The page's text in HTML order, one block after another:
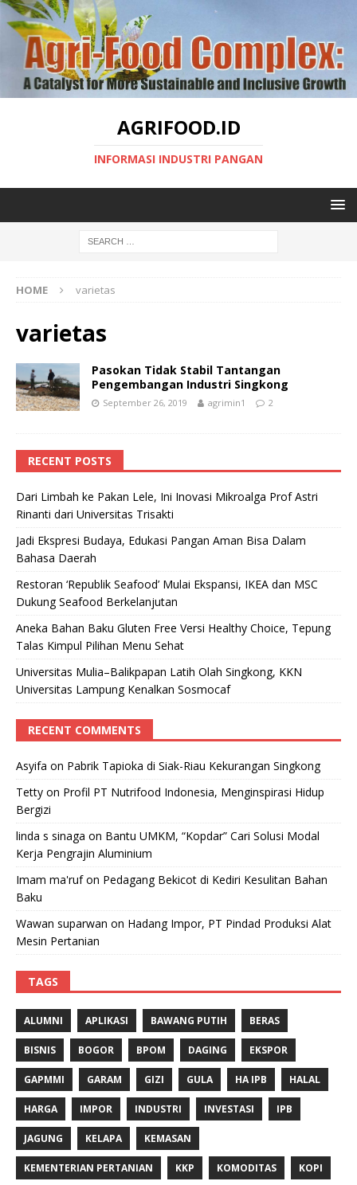
AGRIFOOD.ID
INFORMASI INDUSTRI PANGAN
HOME varietas
varietas
Pasokan Tidak Stabil Tantangan
Pengembangan Industri Singkong
September 26, 2019 agrimin1 2
RECENT POSTS
Dari Limbah ke Pakan Lele, Ini Inovasi Mikroalga Prof Astri
Rinanti dari Universitas Trisakti
Jadi Ekspresi Budaya, Edukasi Pangan Aman Bisa Dalam
Bahasa Daerah
Restoran ‘Republik Seafood’ Mulai Ekspansi, IKEA dan MSC
Dukung Seafood Berkelanjutan
Aneka Bahan Baku Gluten Free Versi Healthy Choice, Tepung
Talas Kimpul Pilihan Menu Sehat
Universitas Mulia–Balikpapan Latih Olah Singkong, KKN
Universitas Lampung Kenalkan Sosmocaf
RECENT COMMENTS
Asyifa on Pabrik Tapioka di Siak-Riau Kekurangan Singkong
Tetty on Profil PT Nutrifood Indonesia, Menginspirasi Hidup
Bergizi
linda s sinaga on Bantu UMKM, “Kopdar” Cari Solusi Modal
Kerja Pengrajin Aluminium
Imam ma'rufon Pedagang Bekicot di Kediri Kesulitan Bahan
Baku
Wawan suparwan on Hadang Impor, PT Pindad Produksi Alat
Mesin Pertanian
TAGS
ALUMNI APLIKASI BAWANG PUTIH BERAS
BISNIS BOGOR BPOM DAGING EKSPOR
GAPMMI GARAM GIZI GULA HA IPB HALAL
HARGA IMPOR INDUSTRI INVESTASI IPB
JAGUNG KELAPA KEMASAN
KEMENTERIAN PERTANIAN KKP KOMODITAS KOPI